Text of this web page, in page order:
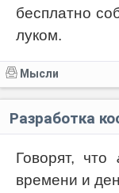
бесплатно
луком.
Мысли
Разработка
Говорят, что
времени и